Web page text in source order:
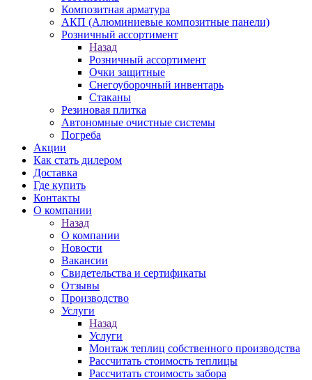
Композитная арматура
АКП (Алюминиевые композитные панели)
Розничный ассортимент
Назад
Розничный ассортимент
Очки защитные
Снегоуборочный инвентарь
Стаканы
Резиновая плитка
Автономные очистные системы
Погреба
Акции
Как стать дилером
Доставка
Где купить
Контакты
О компании
Назад
О компании
Новости
Вакансии
Свидетельства и сертификаты
Отзывы
Производство
Услуги
Назад
Услуги
Монтаж теплиц собственного производства
Рассчитать стоимость теплицы
Рассчитать стоимость забора